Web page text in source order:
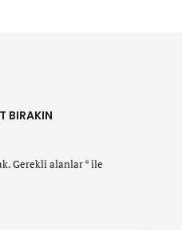
BIRAKIN
Gerekli alanlar*ile